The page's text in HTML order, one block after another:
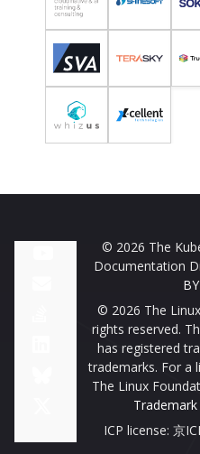
© 2026 The
Documentation
© 2026 The
rights reserved.
has registered
trademarks. For a
The Linux
ICP license: 京